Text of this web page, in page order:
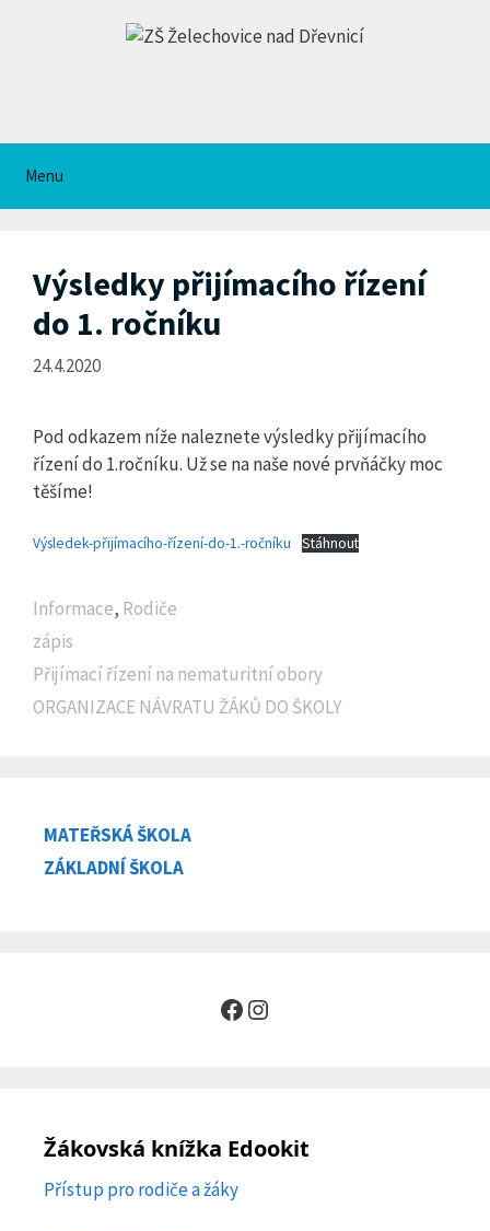
Menu
Výsledky přijímacího řízení
do 1. ročníku
24.4.2020
Pod odkazem níže naleznete výsledky přijímacího
řízení do 1.ročníku. Už se na naše nové prvňáčky moc
těšíme!
Výsledek-přijímacího-řízení-do-1.-ročníku Stáhnout
Rubriky
Informace, Rodiče
Štítky
zápis
Přijímací řízení na nematuritní obory
ORGANIZACE NÁVRATU ŽÁKŮ DO ŠKOLY
MATEŘSKÁ ŠKOLA
ZÁKLADNÍ ŠKOLA
Facebook
Instagram
Žákovská knížka Edookit
Přístup pro rodiče a žáky